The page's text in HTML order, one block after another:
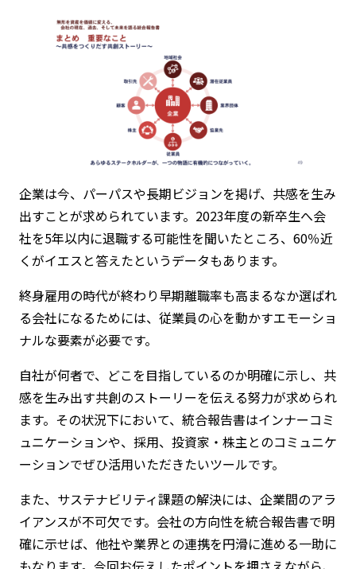
企業は今、パーパスや長期ビジョンを掲げ、共感を生み
出すことが求められています。2023年度の新卒生へ会
社を5年以内に退職する可能性を聞いたところ、60％近
くがイエスと答えたというデータもあります。
終身雇用の時代が終わり早期離職率も高まるなか選ばれ
る会社になるためには、従業員の心を動かすエモーショ
ナルな要素が必要です。
自社が何者で、どこを目指しているのか明確に示し、共
感を生み出す共創のストーリーを伝える努力が求められ
ます。その状況下において、統合報告書はインナーコミ
ュニケーションや、採用、投資家・株主とのコミュニケ
ーションでぜひ活用いただきたいツールです。
また、サステナビリティ課題の解決には、企業間のアラ
イアンスが不可欠です。会社の方向性を統合報告書で明
確に示せば、他社や業界との連携を円滑に進める一助に